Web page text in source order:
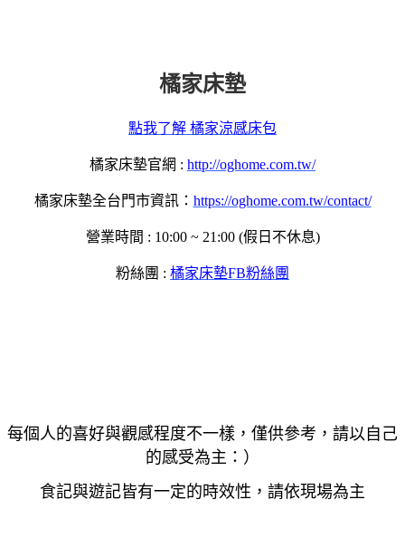
橘家床墊
點我了解 橘家涼感床包
橘家床墊官網 : http://oghome.com.tw/
橘家床墊全台門市資訊： https://oghome.com.tw/contact/
營業時間 : 10:00 ~ 21:00 (假日不休息)
粉絲團 : 橘家床墊FB粉絲團
每個人的喜好與觀感程度不一樣，僅供參考，請以自己
的感受為主：）
食記與遊記皆有一定的時效性，請依現場為主